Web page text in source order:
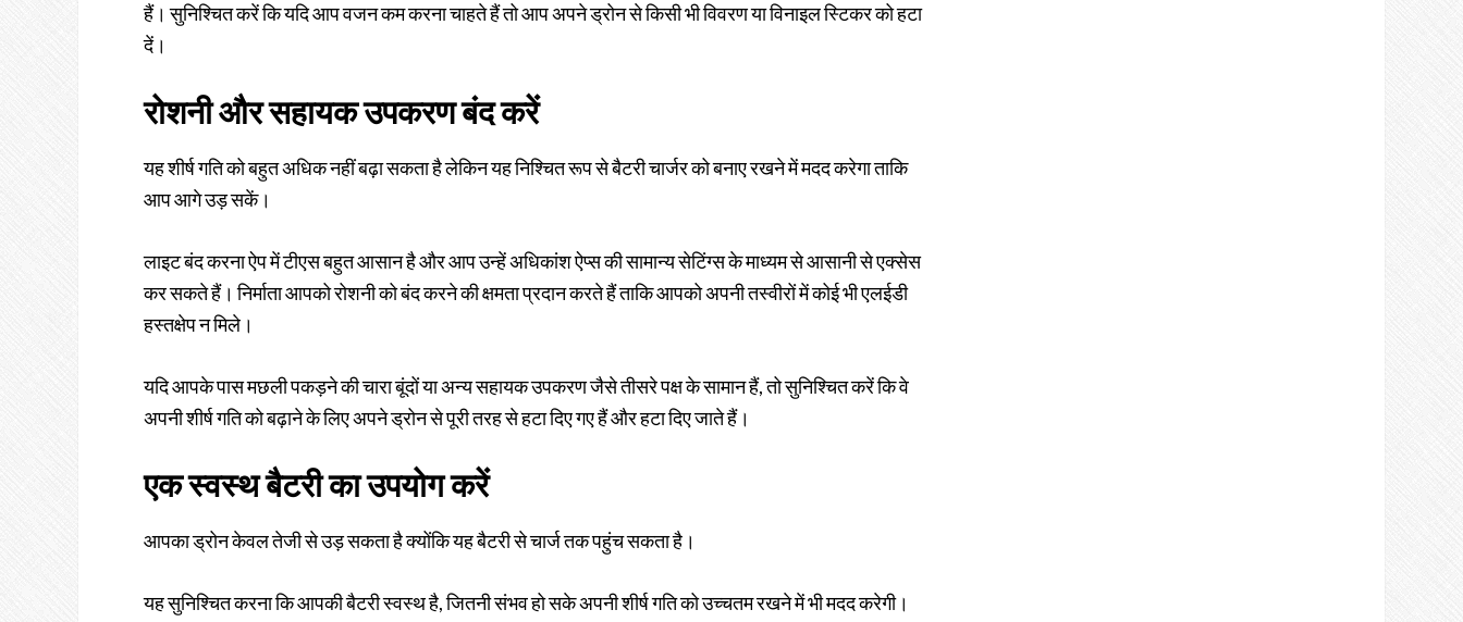
हैं। सुनिश्चित करें कि यदि आप वजन कम करना चाहते हैं तो आप अपने ड्रोन से किसी भी विवरण या विनाइल स्टिकर को हटा
दें।
रोशनी और सहायक उपकरण बंद करें
यह शीर्ष गति को बहुत अधिक नहीं बढ़ा सकता है लेकिन यह निश्चित रूप से बैटरी चार्जर को बनाए रखने में मदद करेगा ताकि
आप आगे उड़ सकें।
लाइट बंद करना ऐप में टीएस बहुत आसान है और आप उन्हें अधिकांश ऐप्स की सामान्य सेटिंग्स के माध्यम से आसानी से एक्सेस
कर सकते हैं। निर्माता आपको रोशनी को बंद करने की क्षमता प्रदान करते हैं ताकि आपको अपनी तस्वीरों में कोई भी एलईडी
हस्तक्षेप न मिले।
यदि आपके पास मछली पकड़ने की चारा बूंदों या अन्य सहायक उपकरण जैसे तीसरे पक्ष के सामान हैं, तो सुनिश्चित करें कि वे
अपनी शीर्ष गति को बढ़ाने के लिए अपने ड्रोन से पूरी तरह से हटा दिए गए हैं और हटा दिए जाते हैं।
एक स्वस्थ बैटरी का उपयोग करें
आपका ड्रोन केवल तेजी से उड़ सकता है क्योंकि यह बैटरी से चार्ज तक पहुंच सकता है।
यह सुनिश्चित करना कि आपकी बैटरी स्वस्थ है, जितनी संभव हो सके अपनी शीर्ष गति को उच्चतम रखने में भी मदद करेगी।